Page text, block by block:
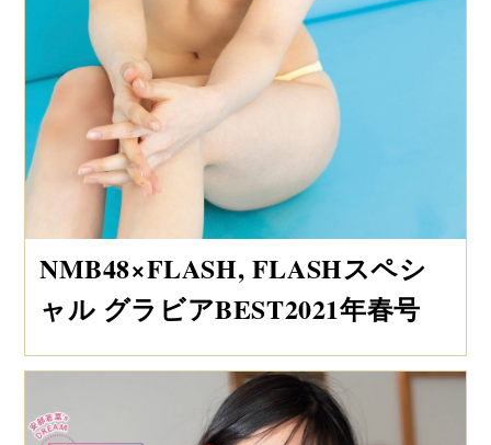
NMB48×FLASH, FLASHスペシ
ャル グラビアBEST2021年春号